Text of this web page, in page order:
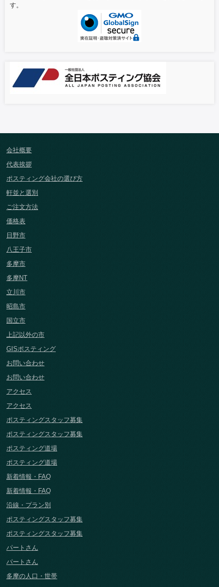
す。
会社概要
代表挨拶
ポスティング会社の選び方
軒並と選別
ご注文方法
価格表
日野市
八王子市
多摩市
多摩NT
立川市
昭島市
国立市
上記以外の市
GISポスティング
お問い合わせ
お問い合わせ
アクセス
アクセス
ポスティングスタッフ募集
ポスティングスタッフ募集
ポスティング道場
ポスティング道場
新着情報・FAQ
新着情報・FAQ
沿線・プラン別
ポスティングスタッフ募集
ポスティングスタッフ募集
パートさん
パートさん
多摩の人口・世帯